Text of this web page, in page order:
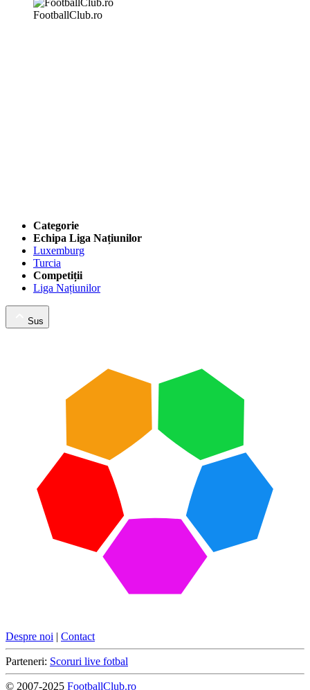
FootballClub.ro
Categorie
Echipa Liga Națiunilor
Luxemburg
Turcia
Competiții
Liga Națiunilor
Sus
Despre noi | Contact
Parteneri: Scoruri live fotbal
© 2007-2025 FootballClub.ro